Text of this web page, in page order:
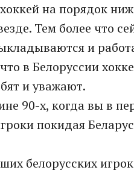
на порядок
Тем более что
и
в Белоруссии
и уважают.
90-х, когда вы в
покидая
белорусских